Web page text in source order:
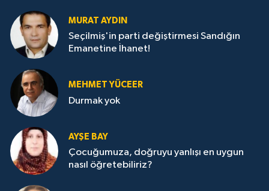
MURAT AYDIN
Seçilmiş'in parti değiştirmesi Sandığın
Emanetine İhanet!
MEHMET YÜCEER
Durmak yok
AYŞE BAY
Çocuğumuza, doğruyu yanlışı en uygun
nasıl öğretebiliriz?